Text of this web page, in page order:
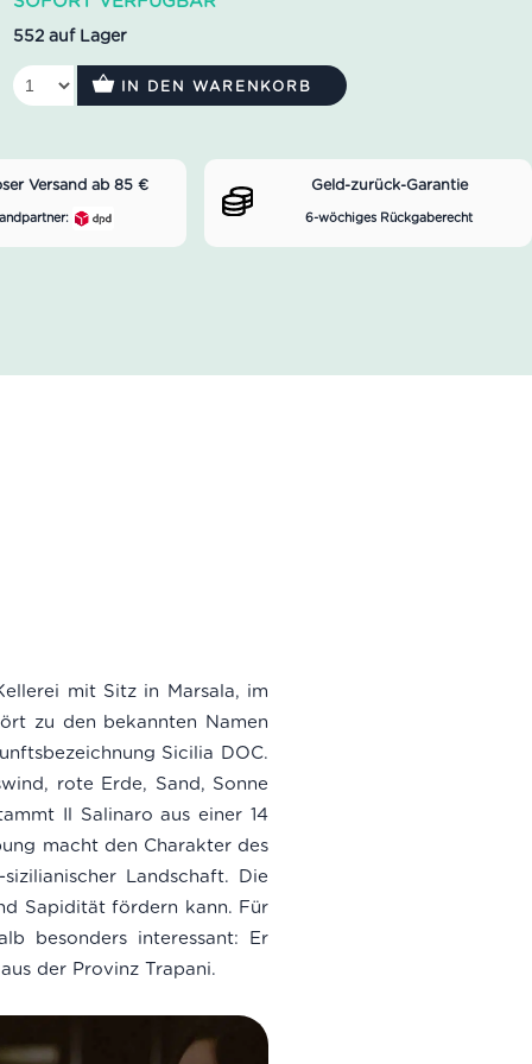
552 auf Lager
IN DEN WARENKORB
Versand ab 85 € Geld-zurück-Garantie
6-wöchiges Rückgaberecht
mit Sitz in Marsala, im
zu den bekannten Namen
Sicilia DOC.
rote Erde, Sand, Sonne
Il Salinaro aus einer 14
macht den Charakter des
Landschaft. Die
Sapidität fördern kann. Für
besonders interessant: Er
der Provinz Trapani.